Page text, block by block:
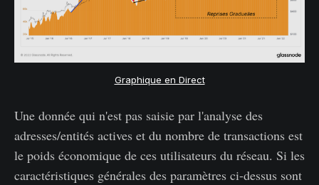
Graphique en Direct
Une donnée qui n'est pas saisie par l'analyse des
adresses/entités actives et du nombre de transactions est
le poids économique de ces utilisateurs du réseau. Si les
caractéristiques générales des paramètres ci-dessus sont